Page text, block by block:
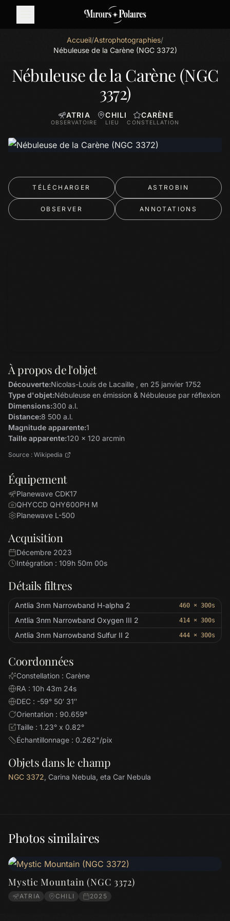
Accueil/Astrophotographies/
Nébuleuse de la Carène (NGC 3372)
Nébuleuse de la Carène (NGC
3372)
ATRIA
OBSERVATOIRE
CHILI
LIEU
CARÈNE
CONSTELLATION
TÉLÉCHARGER ASTROBIN
OBSERVER ANNOTATIONS
À propos de l'objet
Découverte:Nicolas-Louis de Lacaille , en 25 janvier 1752
Type d'objet:Nébuleuse en émission & Nébuleuse par réflexion
Dimensions:300 a.l.
Distance:8 500 a.l.
Magnitude apparente:1
Taille apparente:120 x 120 arcmin
Source : Wikipedia
Équipement
Planewave CDK17
QHYCCD QHY600PH M
Planewave L-500
Acquisition
Décembre 2023
Intégration : 109h 50m 00s
Détails filtres
Antlia 3nm Narrowband H-alpha 2 460 × 300s
Antlia 3nm Narrowband Oxygen III 2 414 × 300s
Antlia 3nm Narrowband Sulfur II 2 444 × 300s
Coordonnées
Constellation : Carène
RA : 10h 43m 24s
DEC : -59° 50′ 31″
Orientation : 90.659°
Taille : 1.23° x 0.82°
Échantillonnage : 0.262"/pix
Objets dans le champ
NGC 3372, Carina Nebula, eta Car Nebula
Photos similaires
Mystic Mountain (NGC 3372)
ATRIA CHILI 2025